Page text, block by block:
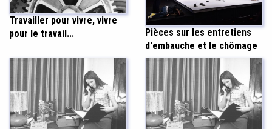
Travailler pour vivre, vivre
pour le travail...
Pièces sur les entretiens
d'embauche et le chômage